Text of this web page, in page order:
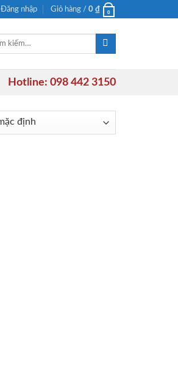
Đăng nhập Giỏ hàng / 0 ₫ 0
Hotline: 098 442 3150